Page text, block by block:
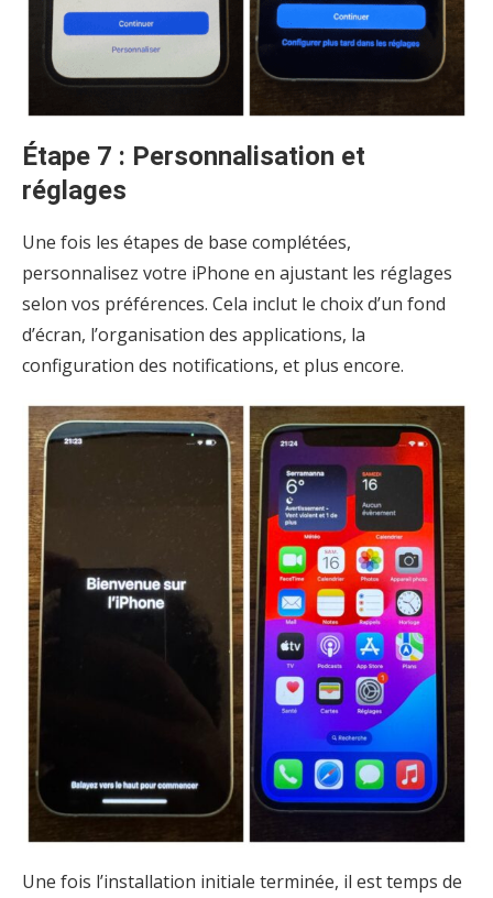
Étape 7 : Personnalisation et
réglages
Une fois les étapes de base complétées,
personnalisez votre iPhone en ajustant les réglages
selon vos préférences. Cela inclut le choix d’un fond
d’écran, l’organisation des applications, la
configuration des notifications, et plus encore.
Une fois l’installation initiale terminée, il est temps de